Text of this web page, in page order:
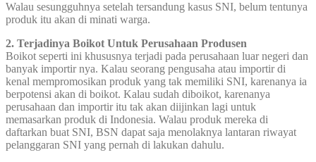
Walau sesungguhnya setelah tersandung kasus SNI, belum tentunya
produk itu akan di minati warga.
2. Terjadinya Boikot Untuk Perusahaan Produsen
Boikot seperti ini khususnya terjadi pada perusahaan luar negeri dan
banyak importir nya. Kalau seorang pengusaha atau importir di
kenal mempromosikan produk yang tak memiliki SNI, karenanya ia
berpotensi akan di boikot. Kalau sudah diboikot, karenanya
perusahaan dan importir itu tak akan diijinkan lagi untuk
memasarkan produk di Indonesia. Walau produk mereka di
daftarkan buat SNI, BSN dapat saja menolaknya lantaran riwayat
pelanggaran SNI yang pernah di lakukan dahulu.